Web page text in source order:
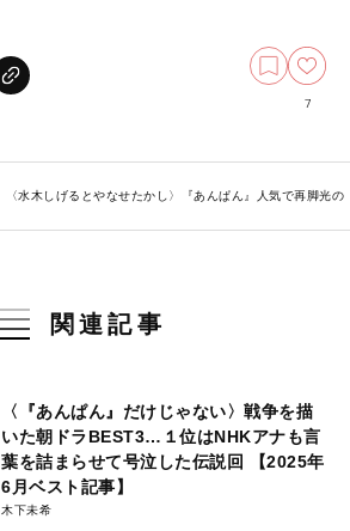
7
〈水木しげるとやなせたかし〉『あんぱん』人気で再脚光
関連記事
〈『あんぱん』だけじゃない〉戦争を描
いた朝ドラBEST3…１位はNHKアナも言
葉を詰まらせて号泣した伝説回 【2025年
6月ベスト記事】
木下未希